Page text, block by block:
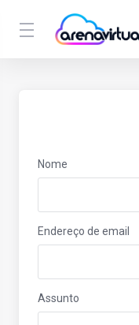
Nome
Endereço de email
Assunto